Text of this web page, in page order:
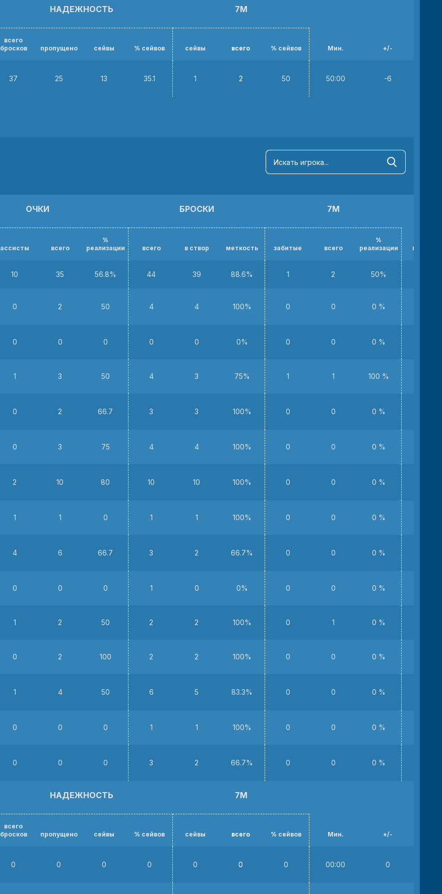
НАДЕЖНОСТЬ
всего
бросков
пропущено сейвы % сейвов
7М
сейвы всего % сейвов Мин. +/-
37 25 13 35.1 1 2 50 50:00 -6
ОЧКИ
ассисты всего
%
реализации
БРОСКИ
всего в створ меткость
7М
забитые всего
%
реализации
потери
10 35 56.8% 44 39 88.6% 1 2 50%
0 2 50 4 4 100% 0 0 0 %
0 0 0 0 0 0% 0 0 0 %
1 3 50 4 3 75% 1 1 100 %
0 2 66.7 3 3 100% 0 0 0 %
0 3 75 4 4 100% 0 0 0 %
2 10 80 10 10 100% 0 0 0 %
1 1 0 1 1 100% 0 0 0 %
4 6 66.7 3 2 66.7% 0 0 0 %
0 0 0 1 0 0% 0 0 0 %
1 2 50 2 2 100% 0 1 0 %
0 2 100 2 2 100% 0 0 0 %
1 4 50 6 5 83.3% 0 0 0 %
0 0 0 1 1 100% 0 0 0 %
0 0 0 3 2 66.7% 0 0 0 %
НАДЕЖНОСТЬ
всего
бросков
пропущено сейвы % сейвов
7М
сейвы всего % сейвов Мин. +/-
0 0 0 0 0 0 0 00:00 0